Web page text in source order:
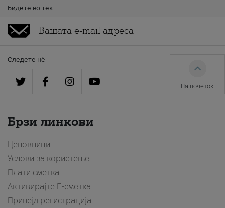
Бидете во тек
Следете нè
На почеток
Брзи линкови
Ценовници
Услови за користење
Плати сметка
Активирајте Е-сметка
Припејд регистрација